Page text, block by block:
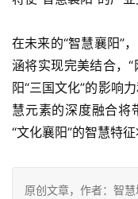
在未来的“智慧襄阳”
涵将实现完美结合，
阳“三国文化”的影响
慧元素的深度融合将
“文化襄阳”的智慧特征
原创文章，作者：智慧